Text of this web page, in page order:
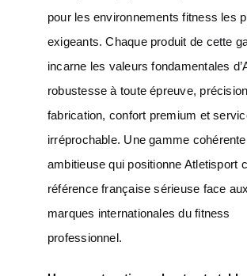
pour les environnements fitness les
exigeants. Chaque produit de cette
incarne les valeurs fondamentales
robustesse à toute épreuve,
fabrication, confort premium et
irréprochable. Une gamme
ambitieuse qui positionne Atletisport
référence française sérieuse face
marques internationales du fitness
professionnel.